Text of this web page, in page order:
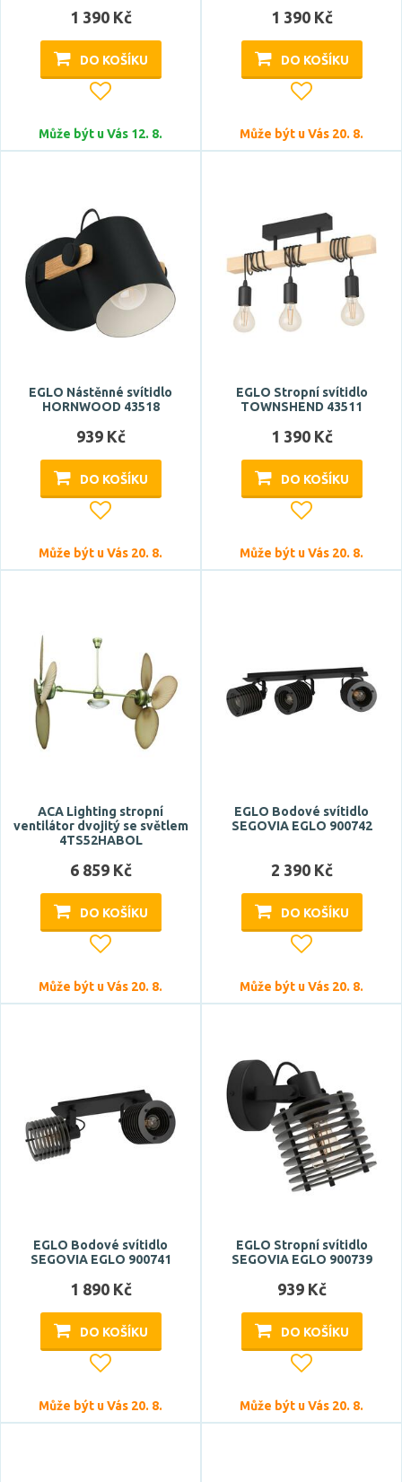
Délka
1 390 Kč
DO KOŠÍKU
Může být u Vás 12. 8.
1 390 Kč
DO KOŠÍKU
Může být u Vás 20. 8.
EGLO Nástěnné svítidlo
HORNWOOD 43518
939 Kč
DO KOŠÍKU
Může být u Vás 20. 8.
EGLO Stropní svítidlo
TOWNSHEND 43511
1 390 Kč
DO KOŠÍKU
Může být u Vás 20. 8.
ACA Lighting stropní
ventilátor dvojitý se světlem
4TS52HABOL
6 859 Kč
DO KOŠÍKU
Může být u Vás 20. 8.
EGLO Bodové svítidlo
SEGOVIA EGLO 900742
2 390 Kč
DO KOŠÍKU
Může být u Vás 20. 8.
EGLO Bodové svítidlo
SEGOVIA EGLO 900741
1 890 Kč
DO KOŠÍKU
Může být u Vás 20. 8.
EGLO Stropní svítidlo
SEGOVIA EGLO 900739
939 Kč
DO KOŠÍKU
Může být u Vás 20. 8.